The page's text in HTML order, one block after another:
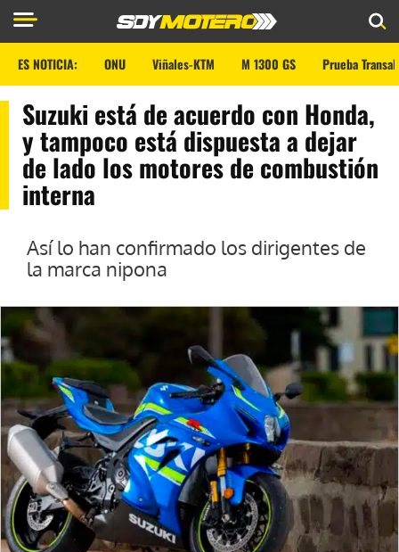
ES NOTICIA: ONU Viñales-KTM M 1300 GS Prueba
Suzuki está de acuerdo con Honda,
y tampoco está dispuesta a dejar
de lado los motores de combustión
interna
Así lo han confirmado los dirigentes de
la marca nipona